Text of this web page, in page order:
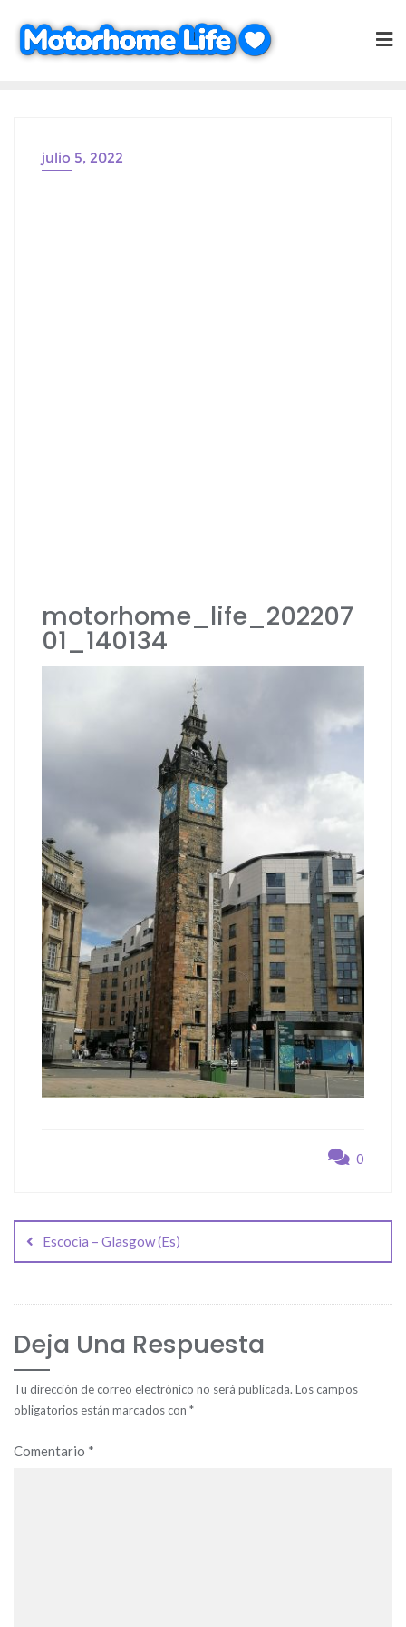
contenido
julio 5, 2022
motorhome_life_202207
01_140134
0
de
entradas
Escocia – Glasgow (Es)
Deja Una Respuesta
Tu dirección de correo electrónico no será publicada. Los campos
obligatorios están marcados con *
Comentario *